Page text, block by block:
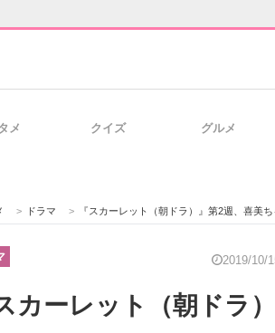
メ クイズ グルメ
> ドラマ > 『スカーレット（朝ドラ）』第2週、喜美ちゃ
2019/10/
カーレット（朝ドラ